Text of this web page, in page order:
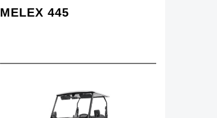
MELEX 445